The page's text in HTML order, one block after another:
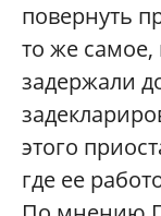
повернуть
то же
задержали
этого
где ее